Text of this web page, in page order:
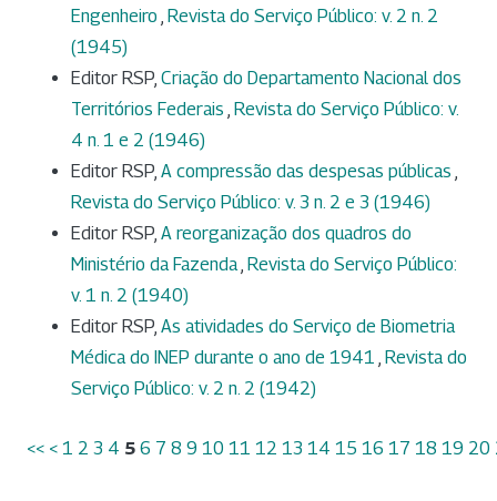
Engenheiro , Revista do Serviço Público: v. 2 n. 2
(1945)
Editor RSP, Criação do Departamento Nacional dos
Territórios Federais , Revista do Serviço Público: v.
4 n. 1 e 2 (1946)
Editor RSP, A compressão das despesas públicas ,
Revista do Serviço Público: v. 3 n. 2 e 3 (1946)
Editor RSP, A reorganização dos quadros do
Ministério da Fazenda, Revista do Serviço Público:
v. 1 n. 2 (1940)
Editor RSP, As atividades do Serviço de Biometria
Médica do INEP durante o ano de 1941 , Revista do
Serviço Público: v. 2 n. 2 (1942)
<< < 1 2 3 4 5 6 7 8 9 10 11 12 13 14 15 16 17 18 19 20